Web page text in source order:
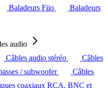
Baladeurs Fiio
Baladeurs
audio
Câbles audio stéréo
Câbles
/ subwoofer
Câbles
coaxiaux RCA, BNC et